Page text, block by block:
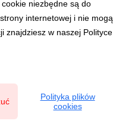
roku uroczyście obchodzimy
na kilka chwil, rozwijamy
cześć Bohaterom
cookie niezbędne są do
internetowej i nie mogą
znajdziesz w naszej Polityce
Polityka plików
cookies